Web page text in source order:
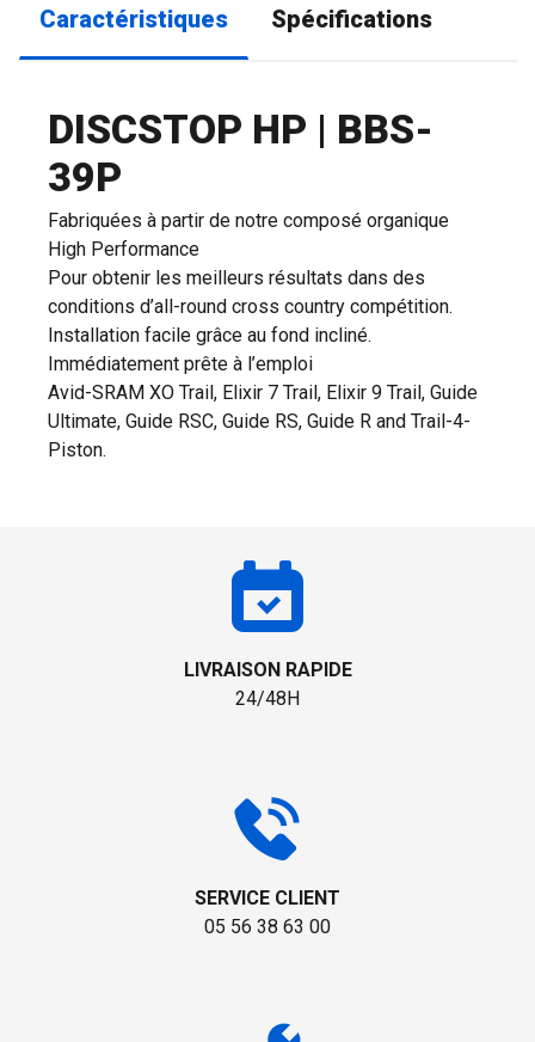
Caractéristiques Spécifications
DISCSTOP HP | BBS-
39P
Fabriquées à partir de notre composé organique
High Performance
Pour obtenir les meilleurs résultats dans des
conditions d’all-round cross country compétition.
Installation facile grâce au fond incliné.
Immédiatement prête à l’emploi
Avid-SRAM XO Trail, Elixir 7 Trail, Elixir 9 Trail, Guide
Ultimate, Guide RSC, Guide RS, Guide R and Trail-4-
Piston.
LIVRAISON RAPIDE
24/48H
SERVICE CLIENT
05 56 38 63 00